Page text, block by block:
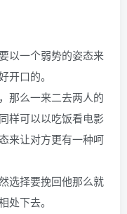
以一个弱势的姿态来
开口的。
那么一来二去两人的
样可以以吃饭看电影
来让对方更有一种呵
选择要挽回他那么就
处下去。